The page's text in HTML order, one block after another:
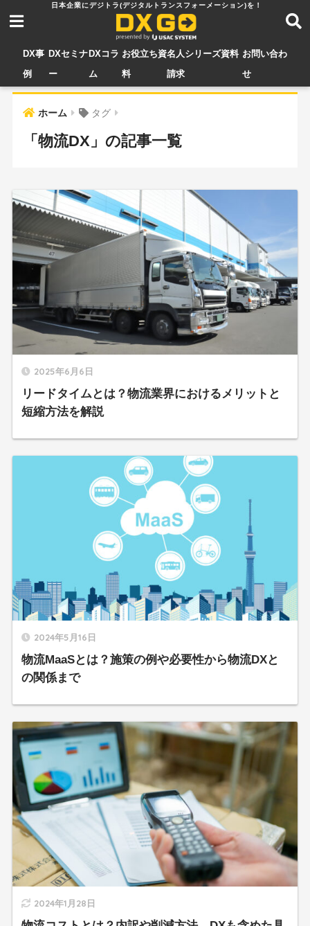
DX事
例
DXセミナ
ー
DXコラ
ム
お役立ち資
料
名人シリーズ資料
請求
お問い合わ
せ
ホーム タグ
「物流DX」の記事一覧
2025年6月6日
リードタイムとは？物流業界におけるメリットと
短縮方法を解説
2024年5月16日
物流MaaSとは？施策の例や必要性から物流DXと
の関係まで
2024年1月28日